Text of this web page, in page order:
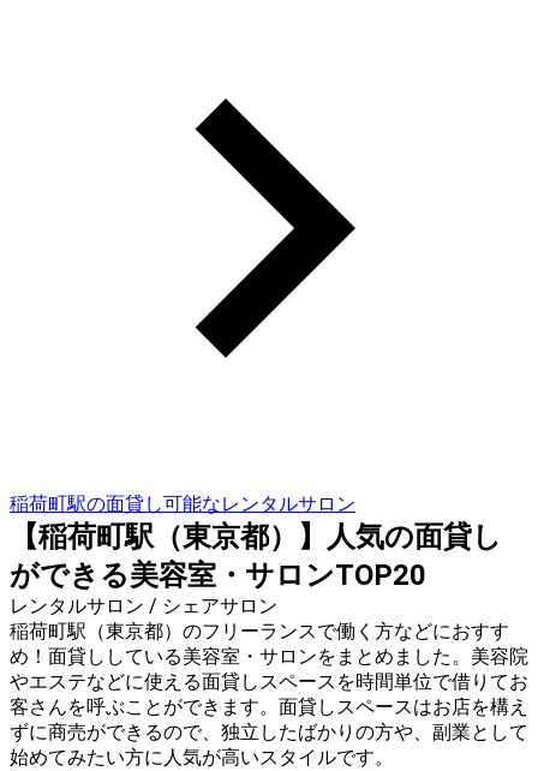
稲荷町駅の面貸し可能なレンタルサロン
【稲荷町駅（東京都）】人気の面貸し
ができる美容室・サロンTOP20
レンタルサロン / シェアサロン
稲荷町駅（東京都）のフリーランスで働く方などにおすす
め！面貸ししている美容室・サロンをまとめました。美容院
やエステなどに使える面貸しスペースを時間単位で借りてお
客さんを呼ぶことができます。面貸しスペースはお店を構え
ずに商売ができるので、独立したばかりの方や、副業として
始めてみたい方に人気が高いスタイルです。